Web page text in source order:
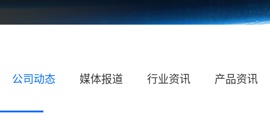
公司动态 媒体报道 行业资讯 产品资讯